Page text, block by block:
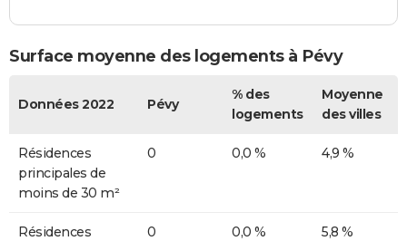
Surface moyenne des logements à Pévy
Données 2022 Pévy
% des
logements
Moyenne
des villes
Résidences
principales de
moins de 30 m²
0 0,0 % 4,9 %
Résidences
0 0,0 % 5,8 %